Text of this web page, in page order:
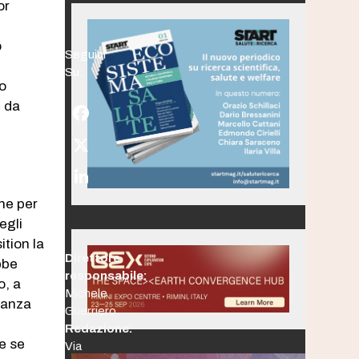
da
per
la
a
se
Seguici
Su:
Facebook
Twitter
(deprecated)
LinkedIn
Direttore
responsabile:
Michele
Guerriero
Redazione:
Via